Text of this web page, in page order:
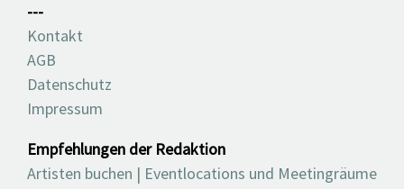
---
Kontakt
AGB
Datenschutz
Impressum
Empfehlungen der Redaktion
Artisten buchen | Eventlocations und Meetingräume